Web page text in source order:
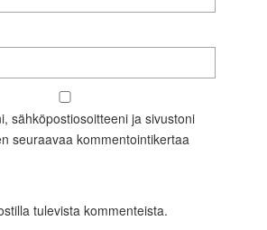
sähköpostiosoitteeni ja sivustoni
seuraavaa kommentointikertaa
tulevista kommenteista.